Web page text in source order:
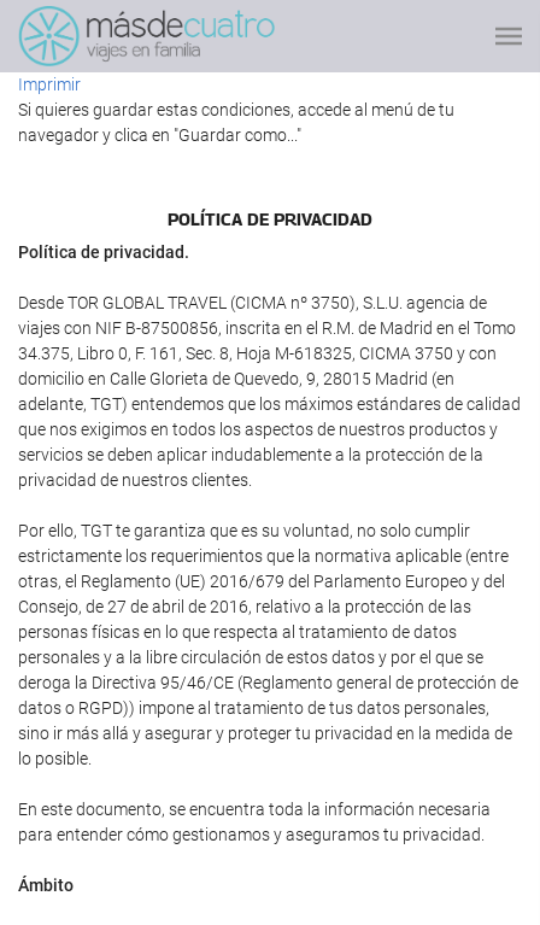
Imprimir
Si quieres guardar estas condiciones, accede al menú de tu
navegador y clica en "Guardar como..."
POLÍ­TICA DE PRIVACIDAD
Política de privacidad.
Desde TOR GLOBAL TRAVEL (CICMA nº 3750), S.L.U. agencia de
viajes con NIF B-87500856, inscrita en el R.M. de Madrid en el Tomo
34.375, Libro 0, F. 161, Sec. 8, Hoja M-618325, CICMA 3750 y con
domicilio en Calle Glorieta de Quevedo, 9, 28015 Madrid (en
adelante, TGT) entendemos que los máximos estándares de calidad
que nos exigimos en todos los aspectos de nuestros productos y
servicios se deben aplicar indudablemente a la protección de la
privacidad de nuestros clientes.
Por ello, TGT te garantiza que es su voluntad, no solo cumplir
estrictamente los requerimientos que la normativa aplicable (entre
otras, el Reglamento (UE) 2016/679 del Parlamento Europeo y del
Consejo, de 27 de abril de 2016, relativo a la protección de las
personas físicas en lo que respecta al tratamiento de datos
personales y a la libre circulación de estos datos y por el que se
deroga la Directiva 95/46/CE (Reglamento general de protección de
datos o RGPD)) impone al tratamiento de tus datos personales,
sino ir más allá y asegurar y proteger tu privacidad en la medida de
lo posible.
En este documento, se encuentra toda la información necesaria
para entender cómo gestionamos y aseguramos tu privacidad.
Ámbito